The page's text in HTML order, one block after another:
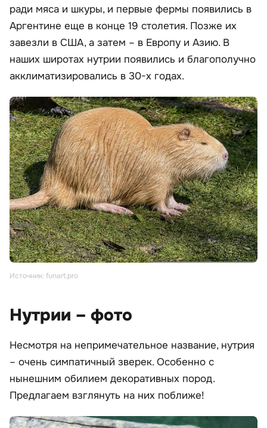
ради мяса и шкуры, и первые фермы появились в
Аргентине еще в конце 19 столетия. Позже их
завезли в США, а затем – в Европу и Азию. В
наших широтах нутрии появились и благополучно
акклиматизировались в 30-х годах.
Источник: funart.pro
Нутрии – фото
Несмотря на непримечательное название, нутрия
– очень симпатичный зверек. Особенно с
нынешним обилием декоративных пород.
Предлагаем взглянуть на них поближе!